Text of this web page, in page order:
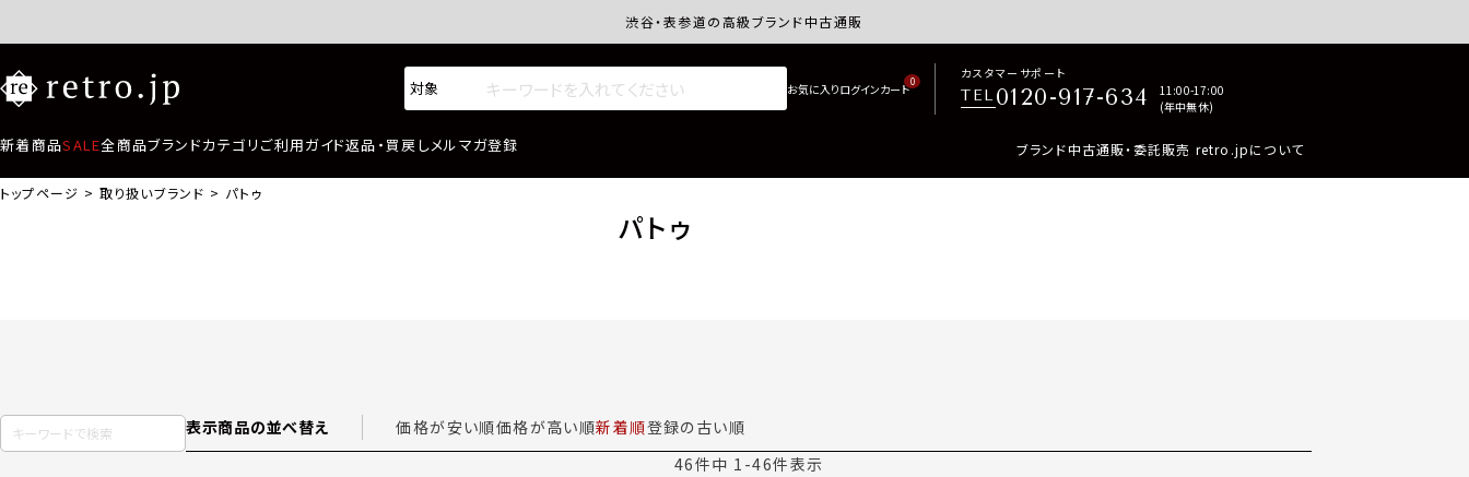
渋谷・表参道の高級ブランド中古通販サイトretro.jp商品はすべて正規品保証・返品可能（返品NG記載品を除く）
0
カスタマーサポート
TEL0120-917-634
11:00-17:00
(年中無休)
新着商品SALE全商品ブランドカテゴリ ご利用ガイド返品・買戻しメルマガ登録 ブランド中古通販・委託販売 retro.jpについて
トップページ 取り扱いブランド パトゥ
パトゥ
表示商品の並べ替え 価格が安い順価格が高い順新着順登録の古い順
46件中 1 -46件表示